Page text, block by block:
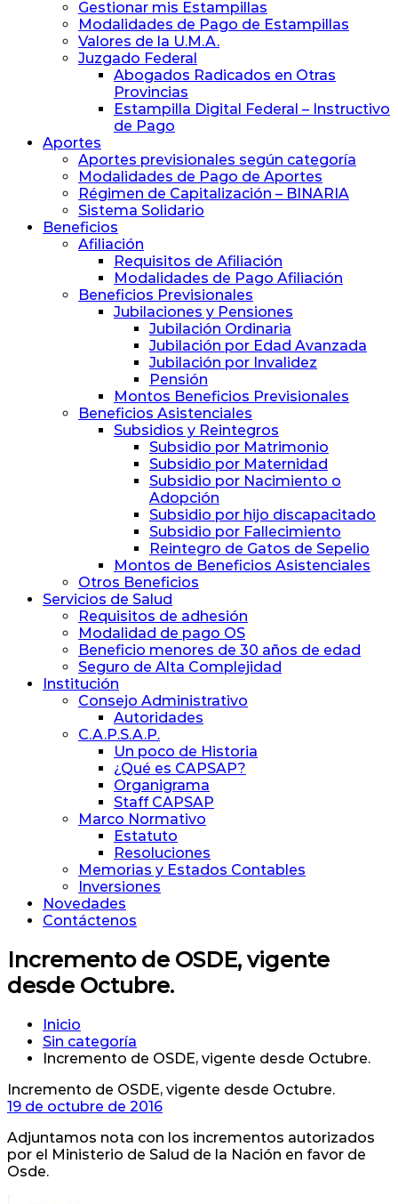
Previsión
Procuradores
Gestionar mis Estampillas
Modalidades de Pago de Estampillas
Valores de la U.M.A.
Juzgado Federal
Abogados Radicados en Otras
Provincias
Estampilla Digital Federal – Instructivo
de Pago
Aportes
Aportes previsionales según categoría
Modalidades de Pago de Aportes
Régimen de Capitalización – BINARIA
Sistema Solidario
Beneficios
Afiliación
Requisitos de Afiliación
Modalidades de Pago Afiliación
Beneficios Previsionales
Jubilaciones y Pensiones
Jubilación Ordinaria
Jubilación por Edad Avanzada
Jubilación por Invalidez
Pensión
Montos Beneficios Previsionales
Beneficios Asistenciales
Subsidios y Reintegros
Subsidio por Matrimonio
Subsidio por Maternidad
Subsidio por Nacimiento o
Adopción
Subsidio por hijo discapacitado
Subsidio por Fallecimiento
Reintegro de Gatos de Sepelio
Montos de Beneficios Asistenciales
Otros Beneficios
Servicios de Salud
Requisitos de adhesión
Modalidad de pago OS
Beneficio menores de 30 años de edad
Seguro de Alta Complejidad
Institución
Consejo Administrativo
Autoridades
C.A.P.S.A.P.
Un poco de Historia
¿Qué es CAPSAP?
Organigrama
Staff CAPSAP
Marco Normativo
Estatuto
Resoluciones
Memorias y Estados Contables
Inversiones
Novedades
Contáctenos
Incremento de OSDE, vigente
desde Octubre.
Inicio
Sin categoría
Incremento de OSDE, vigente desde Octubre.
Incremento de OSDE, vigente desde Octubre.
19 de octubre de 2016
Adjuntamos nota con los incrementos autorizados
por el Ministerio de Salud de la Nación en favor de
Osde.